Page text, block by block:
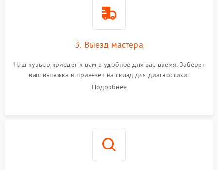
3. Выезд мастера
Наш курьер приедет к вам в удобное для вас время. Заберет
ваш вытяжка и привезет на склад для диагностики.
Подробнее